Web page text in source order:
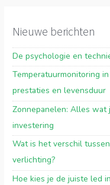
Nieuwe berichten
De psychologie en
Temperatuurmonitoring
prestaties en levensduur
Zonnepanelen: Alles wat
investering
Wat is het verschil
verlichting?
Hoe kies je de juiste led